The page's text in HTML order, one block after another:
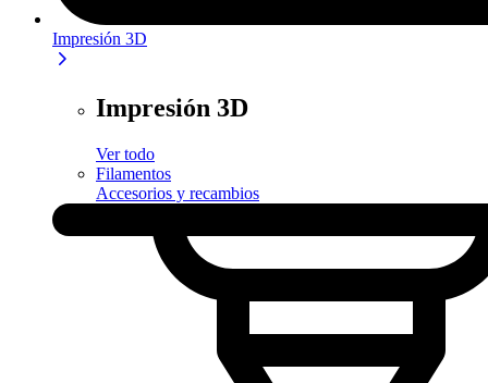
Impresión 3D
Impresión 3D
Ver todo
Filamentos
Accesorios y recambios